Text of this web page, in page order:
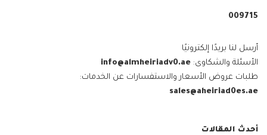
009715⁩
أرسل لنا بريدًا إلكترونيًا
الأسئلة والشكاوى: info@almheiriadv0.ae
طلبات عروض الأسعار والاستفسارات عن الخدمات:
sales@aheiriad0es.ae
أحدث المقالات